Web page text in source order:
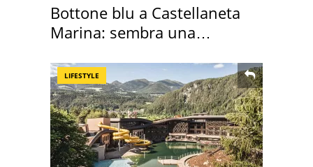
Bottone blu a Castellaneta
Marina: sembra una
LIFESTYLE